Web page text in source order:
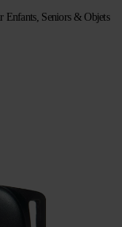
Enfants, Seniors & Objets